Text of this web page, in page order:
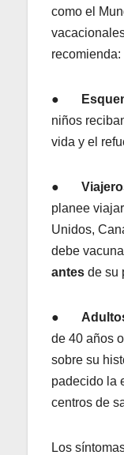
como el
recomienda:
●
niños
vida y el
●
planee
Unidos,
debe
antes de su
●
de 40 años
sobre su
padecido la
centros de
Los